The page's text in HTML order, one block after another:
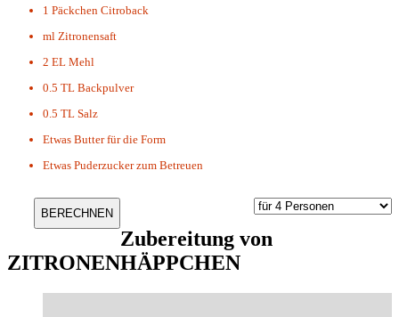
1 Päckchen Citroback
ml Zitronensaft
2 EL Mehl
0.5 TL Backpulver
0.5 TL Salz
Etwas Butter für die Form
Etwas Puderzucker zum Betreuen
Zubereitung von
ZITRONENHÄPPCHEN